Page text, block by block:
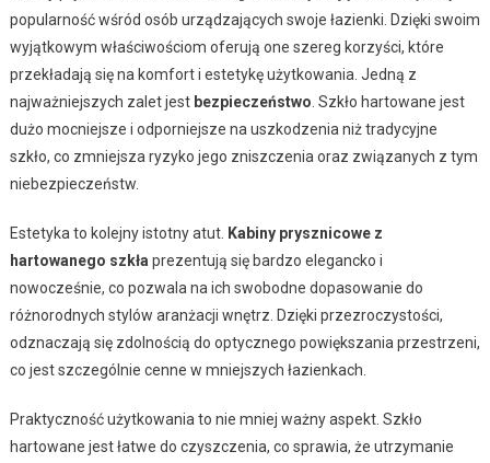
popularność wśród osób urządzających swoje łazienki. Dzięki swoim
wyjątkowym właściwościom oferują one szereg korzyści, które
przekładają się na komfort i estetykę użytkowania. Jedną z
najważniejszych zalet jest bezpieczeństwo . Szkło hartowane jest
dużo mocniejsze i odporniejsze na uszkodzenia niż tradycyjne
szkło, co zmniejsza ryzyko jego zniszczenia oraz związanych z tym
niebezpieczeństw.
Estetyka to kolejny istotny atut. Kabiny prysznicowe z
hartowanego szkła prezentują się bardzo elegancko i
nowocześnie, co pozwala na ich swobodne dopasowanie do
różnorodnych stylów aranżacji wnętrz. Dzięki przezroczystości,
odznaczają się zdolnością do optycznego powiększania przestrzeni,
co jest szczególnie cenne w mniejszych łazienkach.
Praktyczność użytkowania to nie mniej ważny aspekt. Szkło
hartowane jest łatwe do czyszczenia, co sprawia, że utrzymanie